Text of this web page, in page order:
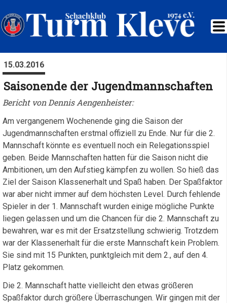
15.03.2016
Saisonende der Jugendmannschaften
Bericht von Dennis Aengenheister:
Am vergangenem Wochenende ging die Saison der
Jugendmannschaften erstmal offiziell zu Ende. Nur für die 2.
Mannschaft könnte es eventuell noch ein Relegationsspiel
geben. Beide Mannschaften hatten für die Saison nicht die
Ambitionen, um den Aufstieg kämpfen zu wollen. So hieß das
Ziel der Saison Klassenerhalt und Spaß haben. Der Spaßfaktor
war aber nicht immer auf dem höchsten Level. Durch fehlende
Spieler in der 1. Mannschaft wurden einige mögliche Punkte
liegen gelassen und um die Chancen für die 2. Mannschaft zu
bewahren, war es mit der Ersatzstellung schwierig. Trotzdem
war der Klassenerhalt für die erste Mannschaft kein Problem.
Sie sind mit 15 Punkten, punktgleich mit dem 2., auf den 4.
Platz gekommen.
Die 2. Mannschaft hatte vielleicht den etwas größeren
Spaßfaktor durch größere Überraschungen. Wir gingen mit der